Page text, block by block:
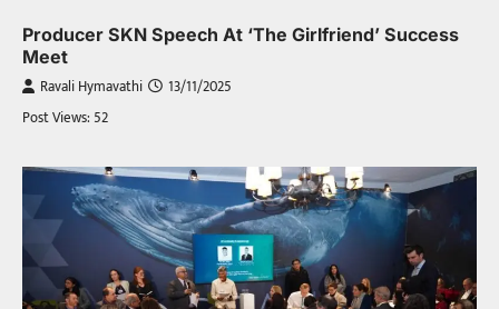
Producer SKN Speech At ‘The Girlfriend’ Success
Meet
Ravali Hymavathi 13/11/2025
Post Views: 52